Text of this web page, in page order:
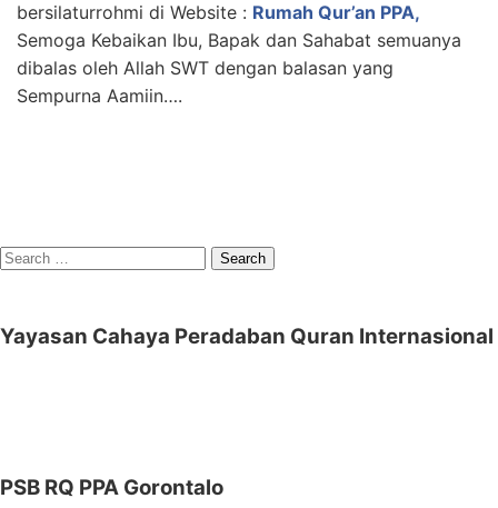
bersilaturrohmi di Website : Rumah Qur’an PPA,
Semoga Kebaikan Ibu, Bapak dan Sahabat semuanya
dibalas oleh Allah SWT dengan balasan yang
Sempurna Aamiin….
Search
Yayasan Cahaya Peradaban Quran Internasional
PSB RQ PPA Gorontalo